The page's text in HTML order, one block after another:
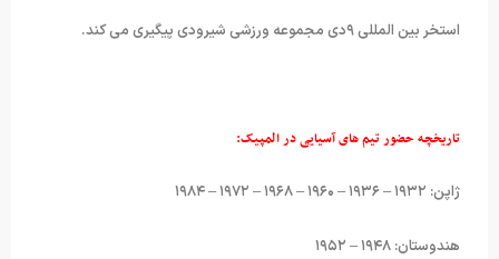
استخر بین المللی ۹دی مجموعه ورزشی شیرودی پیگیری می کند.
تاریخچه حضور تیم های آسیایی در المپیک:
ژاپن: ۱۹۳۲ – ۱۹۳۶ – ۱۹۶۰ – ۱۹۶۸ – ۱۹۷۲ – ۱۹۸۴
هندوستان: ۱۹۴۸ – ۱۹۵۲